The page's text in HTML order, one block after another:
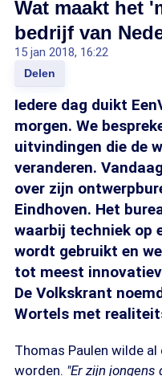
Wat maakt het
bedrijf van
15 jan 2018, 16:22
Delen
Iedere dag duikt
morgen. We
uitvindingen die de
veranderen.
over zijn
Eindhoven. Het
waarbij techniek op
wordt gebruikt en
tot meest
De Volkskrant
Wortels met
Thomas Paulen wilde
worden. "Er zijn jongens